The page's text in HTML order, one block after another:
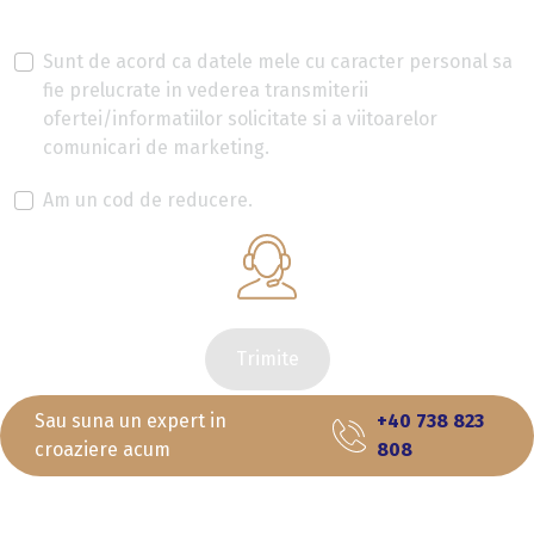
Sunt de acord ca datele mele cu caracter personal sa
fie prelucrate in vederea transmiterii
ofertei/informatiilor solicitate si a viitoarelor
comunicari de marketing.
Am un cod de reducere.
Trimite
Sau suna un expert in
croaziere acum
+40 738 823
808